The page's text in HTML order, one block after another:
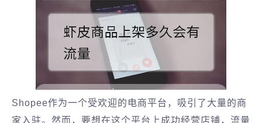
Shopee作为一个受欢迎的电商平台，吸引了大量的商
家入驻。然而，要想在这个平台上成功经营店铺，流量